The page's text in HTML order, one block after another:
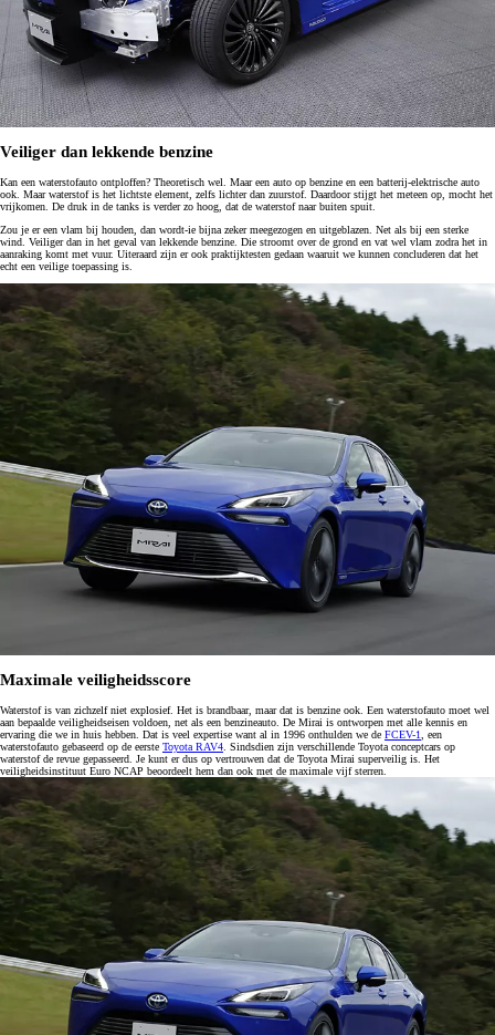
Veiliger dan lekkende benzine
Kan een waterstofauto ontploffen? Theoretisch wel. Maar een auto op benzine en een batterij-elektrische auto
ook. Maar waterstof is het lichtste element, zelfs lichter dan zuurstof. Daardoor stijgt het meteen op, mocht het
vrijkomen. De druk in de tanks is verder zo hoog, dat de waterstof naar buiten spuit.
Zou je er een vlam bij houden, dan wordt-ie bijna zeker meegezogen en uitgeblazen. Net als bij een sterke
wind. Veiliger dan in het geval van lekkende benzine. Die stroomt over de grond en vat wel vlam zodra het in
aanraking komt met vuur. Uiteraard zijn er ook praktijktesten gedaan waaruit we kunnen concluderen dat het
echt een veilige toepassing is.
Maximale veiligheidsscore
Waterstof is van zichzelf niet explosief. Het is brandbaar, maar dat is benzine ook. Een waterstofauto moet wel
aan bepaalde veiligheidseisen voldoen, net als een benzineauto. De Mirai is ontworpen met alle kennis en
ervaring die we in huis hebben. Dat is veel expertise want al in 1996 onthulden we de FCEV-1
, een
waterstofauto gebaseerd op de eerste Toyota RAV4 . Sindsdien zijn verschillende Toyota conceptcars op
waterstof de revue gepasseerd. Je kunt er dus op vertrouwen dat de Toyota Mirai superveilig is. Het
veiligheidsinstituut Euro NCAP beoordeelt hem dan ook met de maximale vijf sterren.